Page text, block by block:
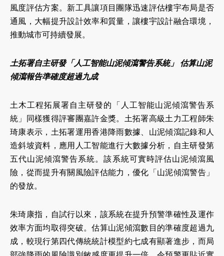
風度評估方案。新工具讓項目團隊迅速評估樓宇布局是否
通風，大幅提升設計效率和質量，讓樓宇設計融合環境，
推動城市可持續發展。
土拓署自主研發「人工智能山泥傾瀉警告系統」 估算山泥
傾瀉報告準確度超過九成
土木工程拓展署自主研發的「人工智能山泥傾瀉警告系
統」同樣獲得評審團嘉許金獎。土拓署高級土力工程師朱
琦康表示，土拓署運用香港降雨數據、山泥傾瀉記錄和人
造斜坡資料，應用人工智能進行大數據分析，自主研發第
五代山泥傾瀉警告系統。該系統可實時評估山泥傾瀉風
險，從而提升有關風險評估能力，優化「山泥傾瀉警告」
的發放。
朱琦康指，自試行以來，該系統在提升預警準確性及運作
效率方面均取得突破。估算山泥傾瀉數目的準確度超過九
成，較現行第四代傳統統計模型約七成有顯著進步，而局